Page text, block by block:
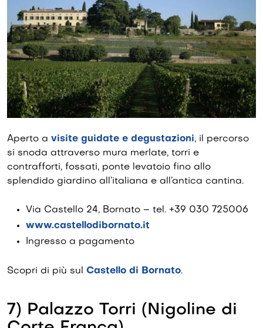
Aperto a visite guidate e degustazioni, il percorso
si snoda attraverso mura merlate, torri e
contrafforti, fossati, ponte levatoio fino allo
splendido giardino all’italiana e all’antica cantina.
Via Castello 24, Bornato – tel. +39 030 725006
www.castellodibornato.it
Ingresso a pagamento
Scopri di più sul Castello di Bornato.
7) Palazzo Torri (Nigoline di